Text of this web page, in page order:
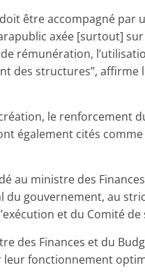
être accompagné par
axée [surtout]
rémunération,
des structures’’,
le renforcement
également cités
au ministre des
du gouvernement, au
et du Comité
des Finances et du
fonctionnement